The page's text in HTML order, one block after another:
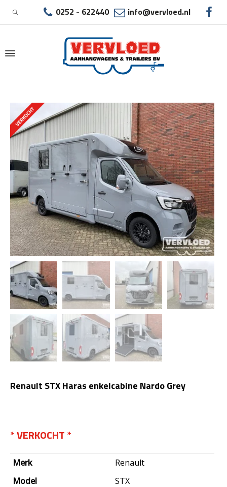
0252 - 622440 info@vervloed.nl
Renault STX Haras enkelcabine Nardo Grey
Merk
Renault
Model
STX